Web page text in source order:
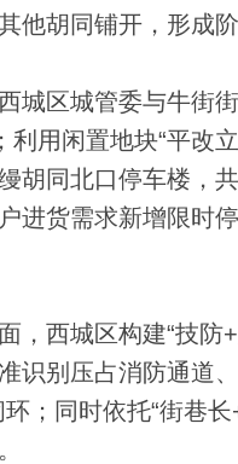
他胡同铺开，形成阶
区城管委与牛街街
利用闲置地块“平改
胡同北口停车楼，
进货需求新增限时
西城区构建“技防+
识别压占消防通道
；同时依托“街巷